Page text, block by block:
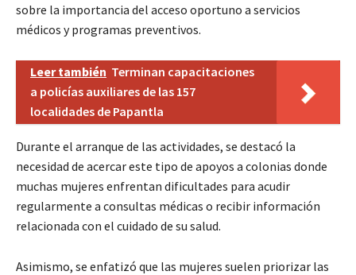
sobre la importancia del acceso oportuno a servicios
médicos y programas preventivos.
Leer también Terminan capacitaciones
a policías auxiliares de las 157
localidades de Papantla
Durante el arranque de las actividades, se destacó la
necesidad de acercar este tipo de apoyos a colonias donde
muchas mujeres enfrentan dificultades para acudir
regularmente a consultas médicas o recibir información
relacionada con el cuidado de su salud.
Asimismo, se enfatizó que las mujeres suelen priorizar las